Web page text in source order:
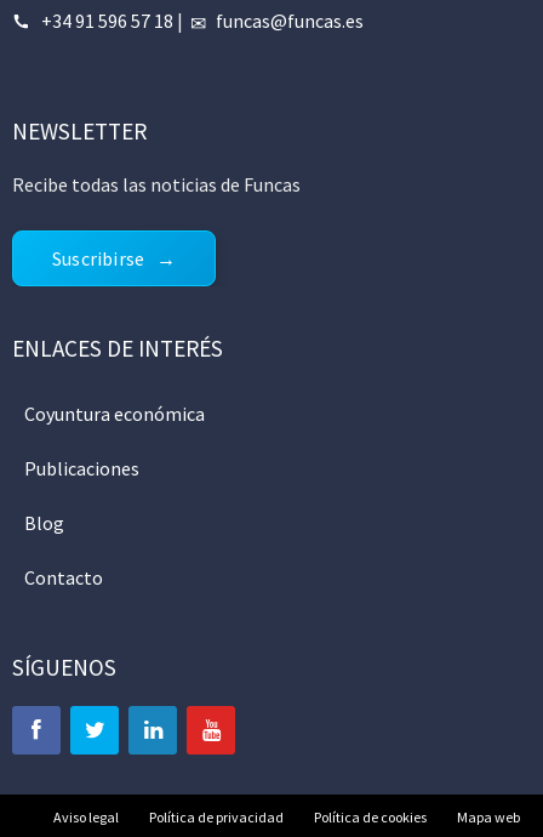
+34 91 596 57 18 | funcas@funcas.es
NEWSLETTER
Recibe todas las noticias de Funcas
Suscribirse
ENLACES DE INTERÉS
Coyuntura económica
Publicaciones
Blog
Contacto
SÍGUENOS
Aviso legal Política de privacidad Política de cookies Mapa web